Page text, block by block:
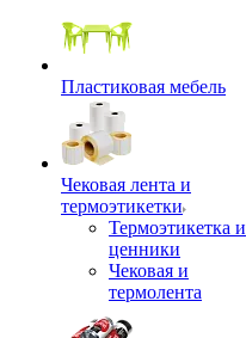
Пластиковая мебель
Чековая лента и
термоэтикетки
Термоэтикетка и
ценники
Чековая и
термолента